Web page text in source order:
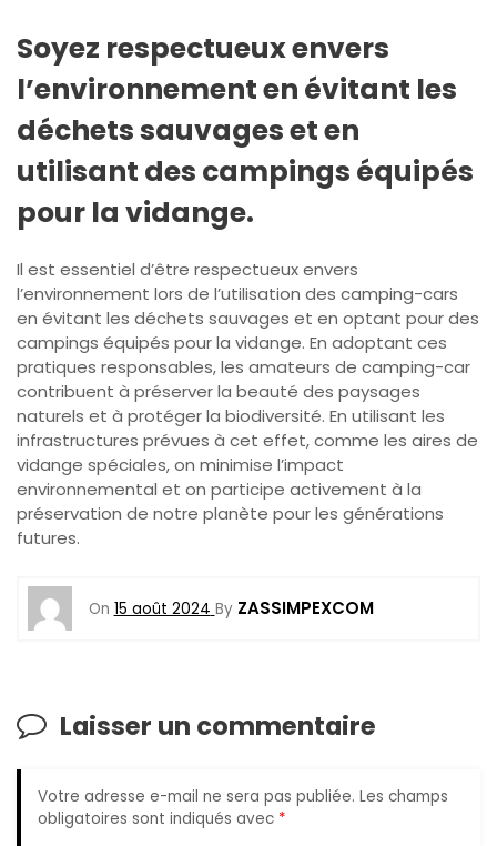
Soyez respectueux envers
l’environnement en évitant les
déchets sauvages et en
utilisant des campings équipés
pour la vidange.
Il est essentiel d’être respectueux envers
l’environnement lors de l’utilisation des camping-cars
en évitant les déchets sauvages et en optant pour des
campings équipés pour la vidange. En adoptant ces
pratiques responsables, les amateurs de camping-car
contribuent à préserver la beauté des paysages
naturels et à protéger la biodiversité. En utilisant les
infrastructures prévues à cet effet, comme les aires de
vidange spéciales, on minimise l’impact
environnemental et on participe activement à la
préservation de notre planète pour les générations
futures.
On 15 août 2024 By ZASSIMPEXCOM
Laisser un commentaire
Votre adresse e-mail ne sera pas publiée. Les champs
obligatoires sont indiqués avec *